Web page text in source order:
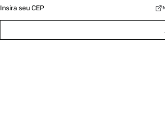
Insira seu CEP